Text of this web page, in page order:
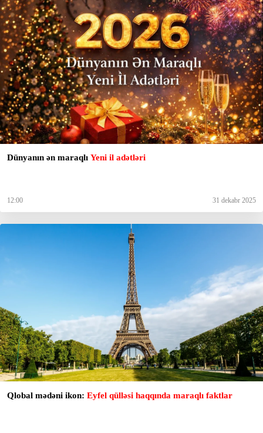
Dünyanın ən maraqlı Yeni il adətləri
12:00 31 dekabr 2025
Qlobal mədəni ikon: Eyfel qülləsi haqqında maraqlı faktlar